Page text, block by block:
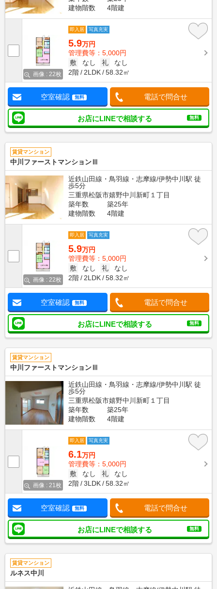
建物階数
4階建
画像 : 22枚
即入居 写真充実
5.9万円
管理費等：5,000円
敷
なし 礼
なし
2階
2LDK 58.32㎡
空室確認 無料 電話で問合せ
お店にLINEで相談する 無料
賃貸マンション
中川ファーストマンションⅢ
近鉄山田線・鳥羽線・志摩線/伊勢中川駅 徒
歩5分
三重県松阪市嬉野中川新町１丁目
築年数
築25年
建物階数
4階建
画像 : 22枚
即入居 写真充実
5.9万円
管理費等：5,000円
敷
なし 礼
なし
2階
2LDK 58.32㎡
空室確認 無料 電話で問合せ
お店にLINEで相談する 無料
賃貸マンション
中川ファーストマンションⅢ
近鉄山田線・鳥羽線・志摩線/伊勢中川駅 徒
歩5分
三重県松阪市嬉野中川新町１丁目
築年数
築25年
建物階数
4階建
画像 : 21枚
即入居 写真充実
6.1万円
管理費等：5,000円
敷
なし 礼
なし
2階
3LDK 58.32㎡
空室確認 無料 電話で問合せ
お店にLINEで相談する 無料
賃貸マンション
ルネス中川